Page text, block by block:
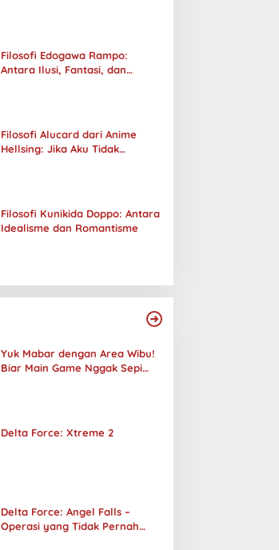
Filosofi Edogawa Rampo:
Antara Ilusi, Fantasi, dan
Filosofi Alucard dari Anime
Hellsing: Jika Aku Tidak
Filosofi Kunikida Doppo: Antara
Idealisme dan Romantisme
Yuk Mabar dengan Area Wibu!
Biar Main Game Nggak Sepi
Delta Force: Xtreme 2
Delta Force: Angel Falls –
Operasi yang Tidak Pernah